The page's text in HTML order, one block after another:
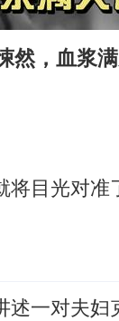
实！“胶球”存
选被判赔偿江
地面沉降致车
然，血浆
将目光对准
述一对夫